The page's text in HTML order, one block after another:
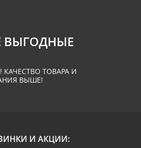
ВЫГОДНЫЕ
ТОВАРА И
ВЫШЕ!
И АКЦИИ: